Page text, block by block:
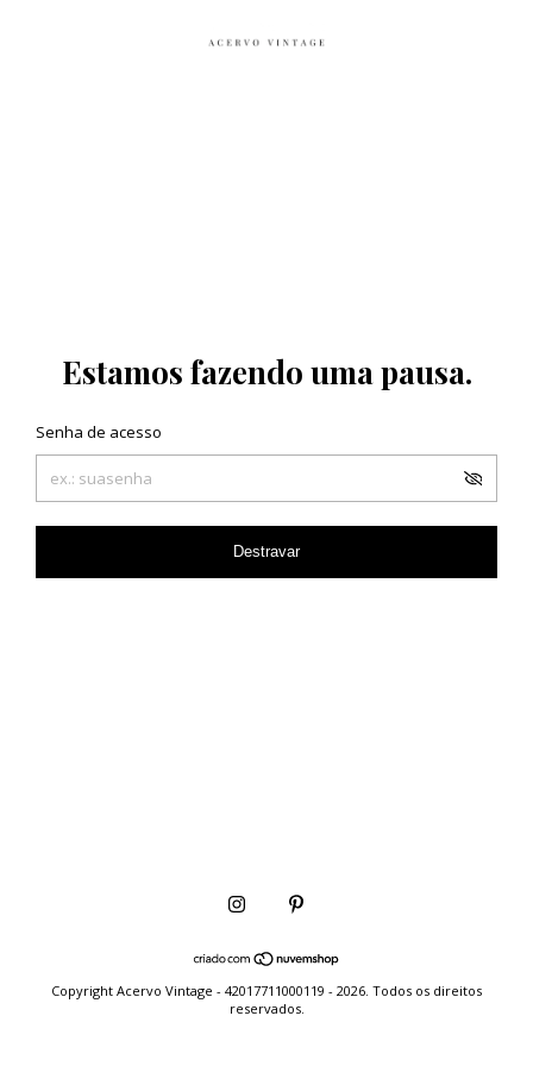
Estamos fazendo uma pausa.
Senha de acesso
Destravar
Copyright Acervo Vintage - 42017711000119 - 2026. Todos os direitos
reservados.